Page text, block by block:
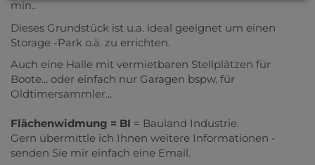
min..
Dieses Grundstück ist u.a. ideal geeignet um einen
Storage -Park o.ä. zu errichten.
Auch eine Halle mit vermietbaren Stellplätzen für
Boote... oder einfach nur Garagen bspw. für
Oldtimersammler...
Flächenwidmung = BI = Bauland Industrie.
Gern übermittle ich Ihnen weitere Informationen -
senden Sie mir einfach eine Email.